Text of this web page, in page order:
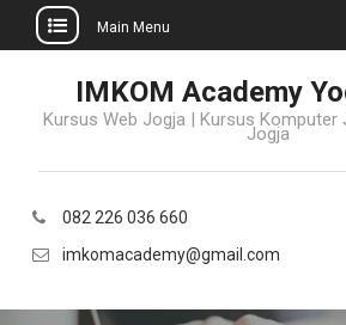
content
Main Menu
IMKOM Academy
Kursus Web Jogja | Kursus Komputer
Jogja
082 226 036 660
imkomacademy@gmail.com